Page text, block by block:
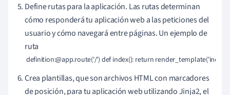
Define rutas para la aplicación. Las rutas determinan
cómo responderá tu aplicación web a las peticiones del
usuario y cómo navegará entre páginas. Un ejemplo de
ruta
definition:@app.route('/') def index(): return
Crea plantillas, que son archivos HTML con marcadores
de posición, para tu aplicación web utilizando Jinja2, el